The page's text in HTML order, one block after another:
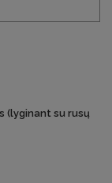
(lyginant su rusų